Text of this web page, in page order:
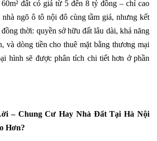
đất có giá từ 5 đến 8 tỷ đồng – chỉ cao
ngõ ô tô nội đô cùng tầm giá, nhưng kết
thời: quyền sở hữu đất lâu dài, khả năng
và dòng tiền cho thuê mặt bằng thương mại
hình sẽ được phân tích chi tiết hơn ở phần
– Chung Cư Hay Nhà Đất Tại Hà Nội
Hơn?